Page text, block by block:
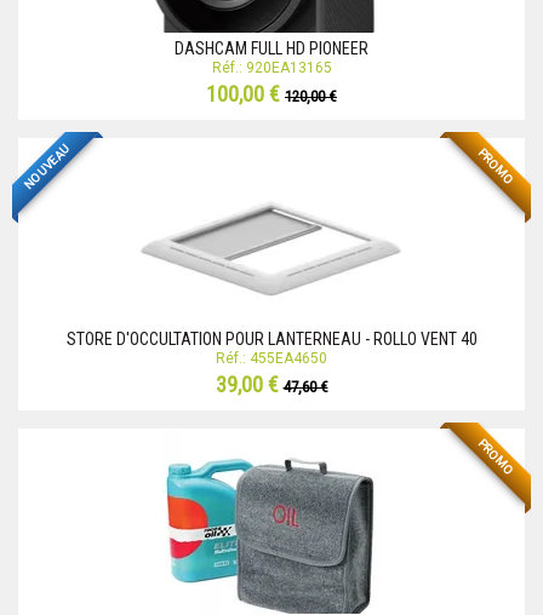
DASHCAM FULL HD PIONEER
Réf.: 920EA13165
100,00 € 120,00 €
PROMO
NOUVEAU
STORE D'OCCULTATION POUR LANTERNEAU - ROLLO VENT 40
Réf.: 455EA4650
39,00 €47,60 €
PROMO